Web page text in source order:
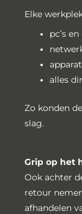
Elke
pc’s
alles
Zo konden
slag.
Grip op het
Ook achter
retour
afhandelen